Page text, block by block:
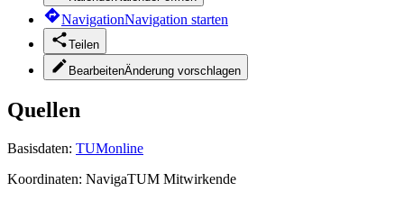
NavigationNavigation starten
Teilen
BearbeitenÄnderung vorschlagen
Quellen
Basisdaten: TUMonline
Koordinaten: NavigaTUM Mitwirkende